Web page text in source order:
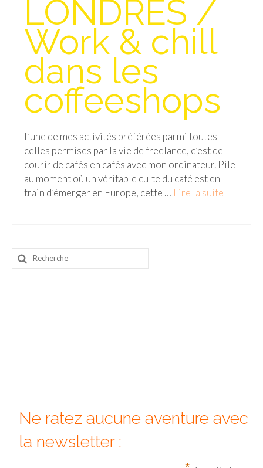
Isla del Sol
Lac Titicaca
Salar d’Uyuni
Sucre
Chili
Paraguay
Pérou
Lac Titicaca
Chine
Kamakura
Kyoto
LONDRES /
Work & chill
dans les
coffeeshops
L’une de mes activités préférées parmi toutes
celles permises par la vie de freelance, c’est de
courir de cafés en cafés avec mon ordinateur. Pile
au moment où un véritable culte du café est en
train d’émerger en Europe, cette … Lire la suite­­
Rechercher
:
Ne ratez aucune aventure avec
la newsletter :